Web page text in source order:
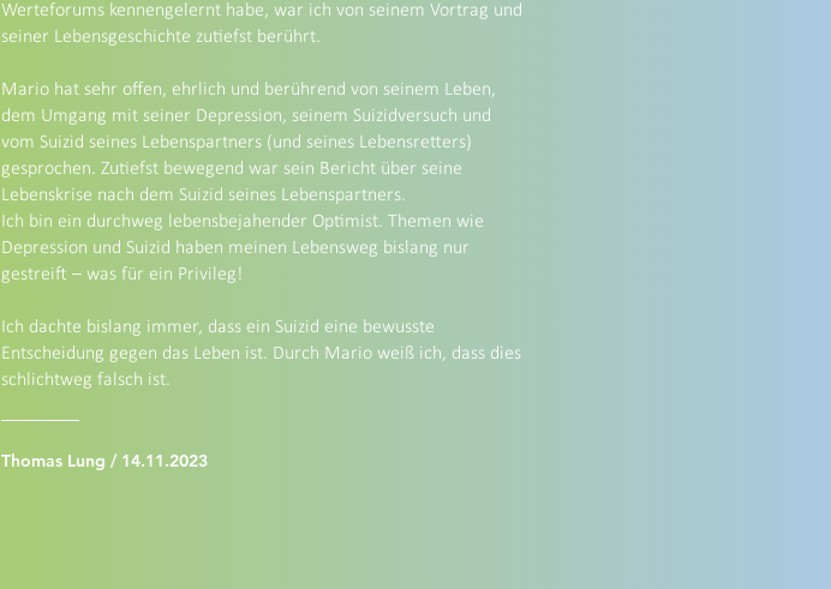
Werteforums kennengelernt habe, war ich von seinem Vortrag und
seiner Lebensgeschichte zutiefst berührt.
Mario hat sehr offen, ehrlich und berührend von seinem Leben,
dem Umgang mit seiner Depression, seinem Suizidversuch und
vom Suizid seines Lebenspartners (und seines Lebensretters)
gesprochen. Zutiefst bewegend war sein Bericht über seine
Lebenskrise nach dem Suizid seines Lebenspartners.
Ich bin ein durchweg lebensbejahender Optimist. Themen wie
Depression und Suizid haben meinen Lebensweg bislang nur
gestreift – was für ein Privileg!
Ich dachte bislang immer, dass ein Suizid eine bewusste
Entscheidung gegen das Leben ist. Durch Mario weiß ich, dass dies
schlichtweg falsch ist.
Thomas Lung / 14.11.2023